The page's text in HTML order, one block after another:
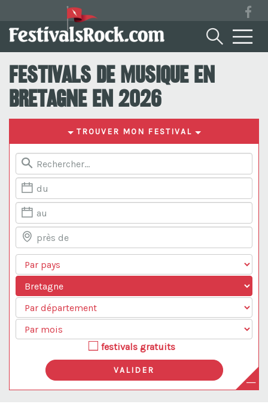
Festivals de musique en
Bretagne en 2026
TROUVER MON FESTIVAL
festivals gratuits